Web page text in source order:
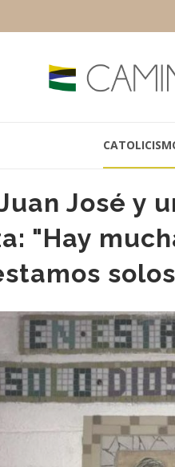
José y
"Hay